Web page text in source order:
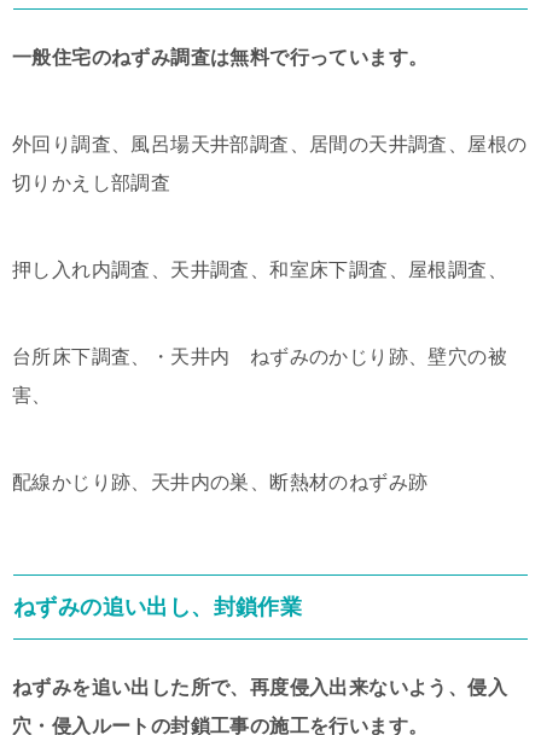
一般住宅のねずみ調査は無料で行っています。
外回り調査、風呂場天井部調査、居間の天井調査、屋根の
切りかえし部調査
押し入れ内調査、天井調査、和室床下調査、屋根調査、
台所床下調査、・天井内 ねずみのかじり跡、壁穴の被
害、
配線かじり跡、天井内の巣、断熱材のねずみ跡
ねずみの追い出し、封鎖作業
ねずみを追い出した所で、再度侵入出来ないよう、侵入
穴・侵入ルートの封鎖工事の施工を行います。